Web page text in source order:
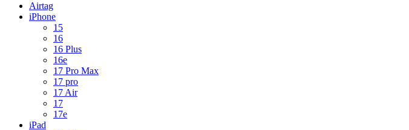
Airtag
iPhone
15
16
16 Plus
16e
17 Pro Max
17 pro
17 Air
17
17e
iPad